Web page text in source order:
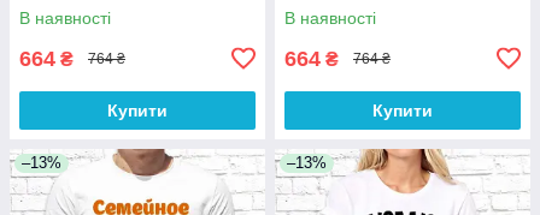
В наявності
664 ₴ 764 ₴
Купити
В наявності
664 ₴ 764 ₴
Купити
–13% –13%